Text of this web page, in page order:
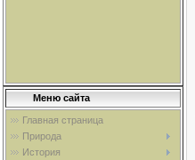
Меню сайта
Главная страница
Природа
История